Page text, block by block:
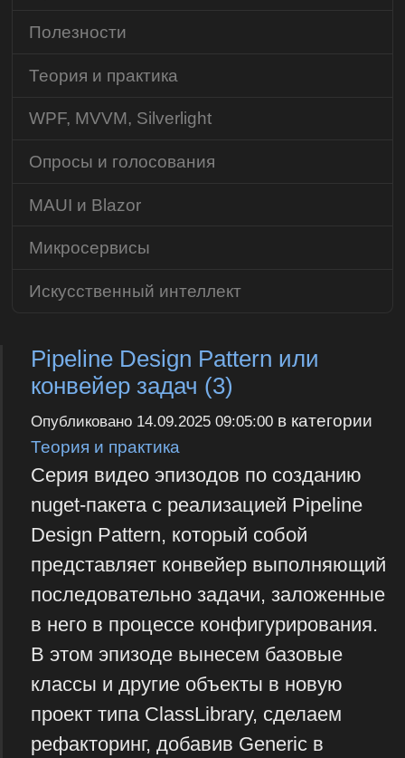
Pipeline Design Pattern или
конвейер задач (3)
Опубликовано 14.09.2025 09:05:00в категории
Теория и практика
Серия видео эпизодов по созданию
nuget-пакета с реализацией Pipeline
Design Pattern, который собой
представляет конвейер выполняющий
последовательно задачи, заложенные
в него в процессе конфигурирования.
В этом эпизоде вынесем базовые
классы и другие объекты в новую
проект типа ClassLibrary, сделаем
рефакторинг, добавив Generic в
Полезности
Теория и практика
WPF, MVVM, Silverlight
Опросы и голосования
MAUI и Blazor
Микросервисы
Искусственный интеллект